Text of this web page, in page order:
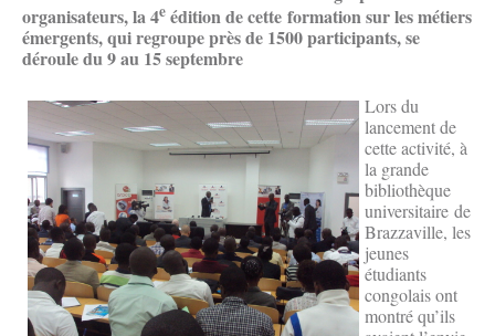
organisateurs, la 4e édition de cette formation sur les métiers
émergents, qui regroupe près de 1500 participants,se
déroule du 9 au 15 septembre
Lors du
lancement de
cette activité, à
la grande
bibliothèque
universitaire de
Brazzaville, les
jeunes
étudiants
congolais ont
montré qu’ils